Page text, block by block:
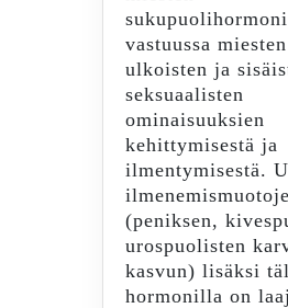
vastuussa miesten
ulkoisten ja
seksuaalisten
ominaisuuksien
kehittymisestä ja
ilmentymisestä.
(peniksen,
urospuolisten
kasvun) lisäksi
hormonilla on